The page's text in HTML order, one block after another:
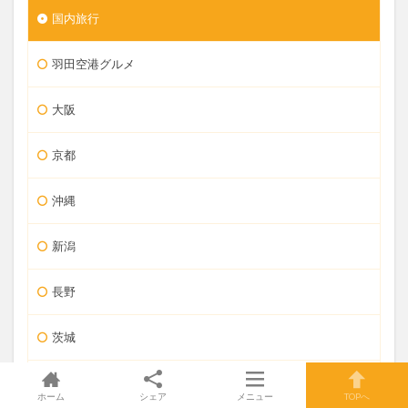
国内旅行
羽田空港グルメ
大阪
京都
沖縄
新潟
長野
茨城
富山
ホーム シェア メニュー TOPへ